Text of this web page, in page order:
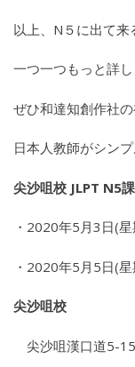
以上、N５に出て来
一つ一つもっと詳
ぜひ和達知創作社
日本人教師がシン
尖沙咀校 JLPT N5
・2020年5月3日(
・2020年5月5日(
尖沙咀校
尖沙咀漢口道5-